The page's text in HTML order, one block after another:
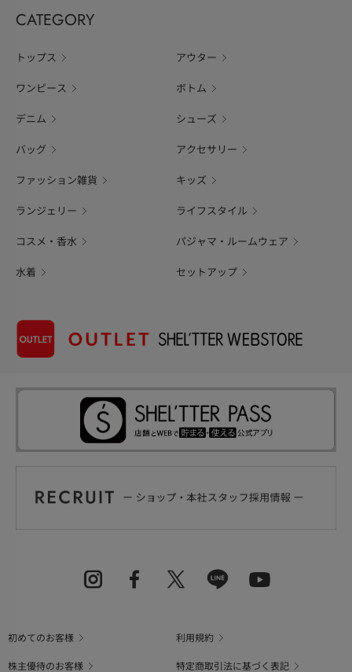
CATEGORY
トップス アウター
ワンピース ボトム
デニム シューズ
バッグ アクセサリー
ファッション雑貨 キッズ
ランジェリー ライフスタイル
コスメ・香水 パジャマ・ルームウェア
水着 セットアップ
初めてのお客様
利用規約
株主優待のお客様
特定商取引法に基づく表記